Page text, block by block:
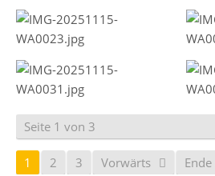
Seite 1 von 3
1 2 3 Vorwärts Ende